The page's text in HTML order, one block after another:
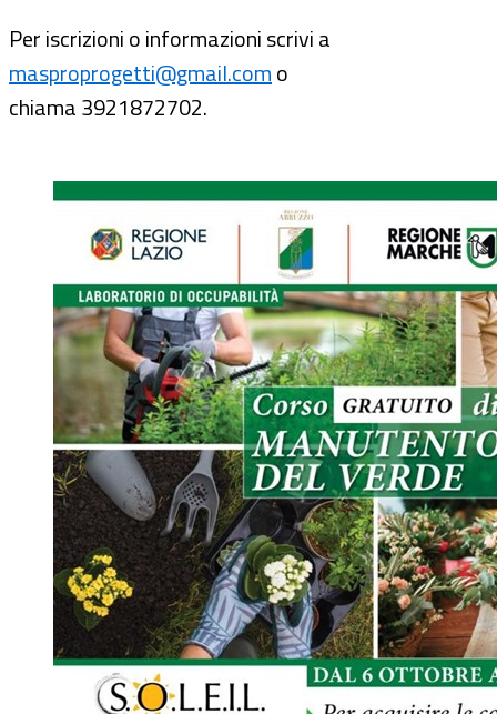
Per iscrizioni o informazioni scrivi a
masproprogetti@gmail.como
chiama 3921872702.